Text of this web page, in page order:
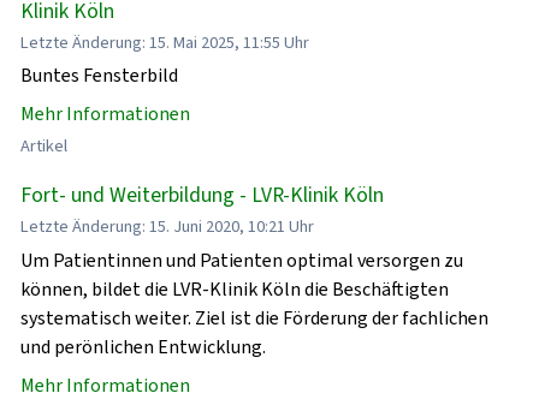
Klinik Köln
Letzte Änderung: 15. Mai 2025, 11:55 Uhr
Buntes Fensterbild
Mehr Informationen
Artikel
Fort- und Weiterbildung - LVR-Klinik Köln
Letzte Änderung: 15. Juni 2020, 10:21 Uhr
Um Patientinnen und Patienten optimal versorgen zu
können, bildet die LVR-Klinik Köln die Beschäftigten
systematisch weiter. Ziel ist die Förderung der fachlichen
und perönlichen Entwicklung.
Mehr Informationen